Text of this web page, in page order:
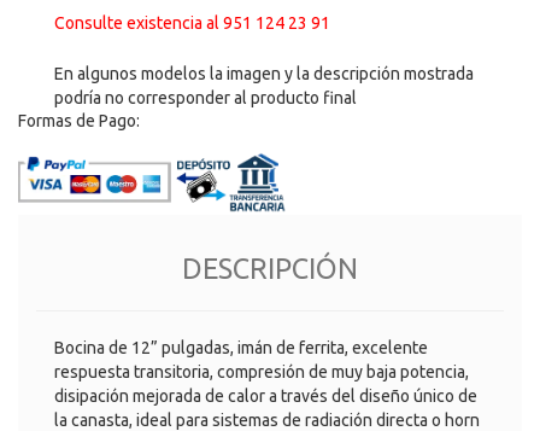
Consulte existencia al 951 124 23 91
En algunos modelos la imagen y la descripción mostrada
podría no corresponder al producto final
Formas de Pago:
DESCRIPCIÓN
Bocina de 12” pulgadas, imán de ferrita, excelente
respuesta transitoria, compresión de muy baja potencia,
disipación mejorada de calor a través del diseño único de
la canasta, ideal para sistemas de radiación directa o horn